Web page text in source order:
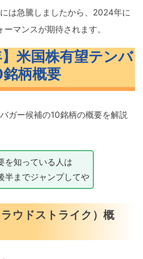
は急騰しましたから、2024年に
マンスが期待されます。
】米国株有望テンバ
柄概要
ガー候補の10銘柄の概要を解説
を知っている人は
半までジャンプしてや
ウドストライク）概